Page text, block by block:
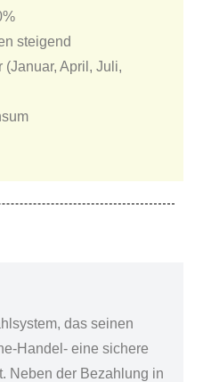
steigend
(Januar, April, Juli,
das seinen
Handel- eine sichere
Neben der Bezahlung in